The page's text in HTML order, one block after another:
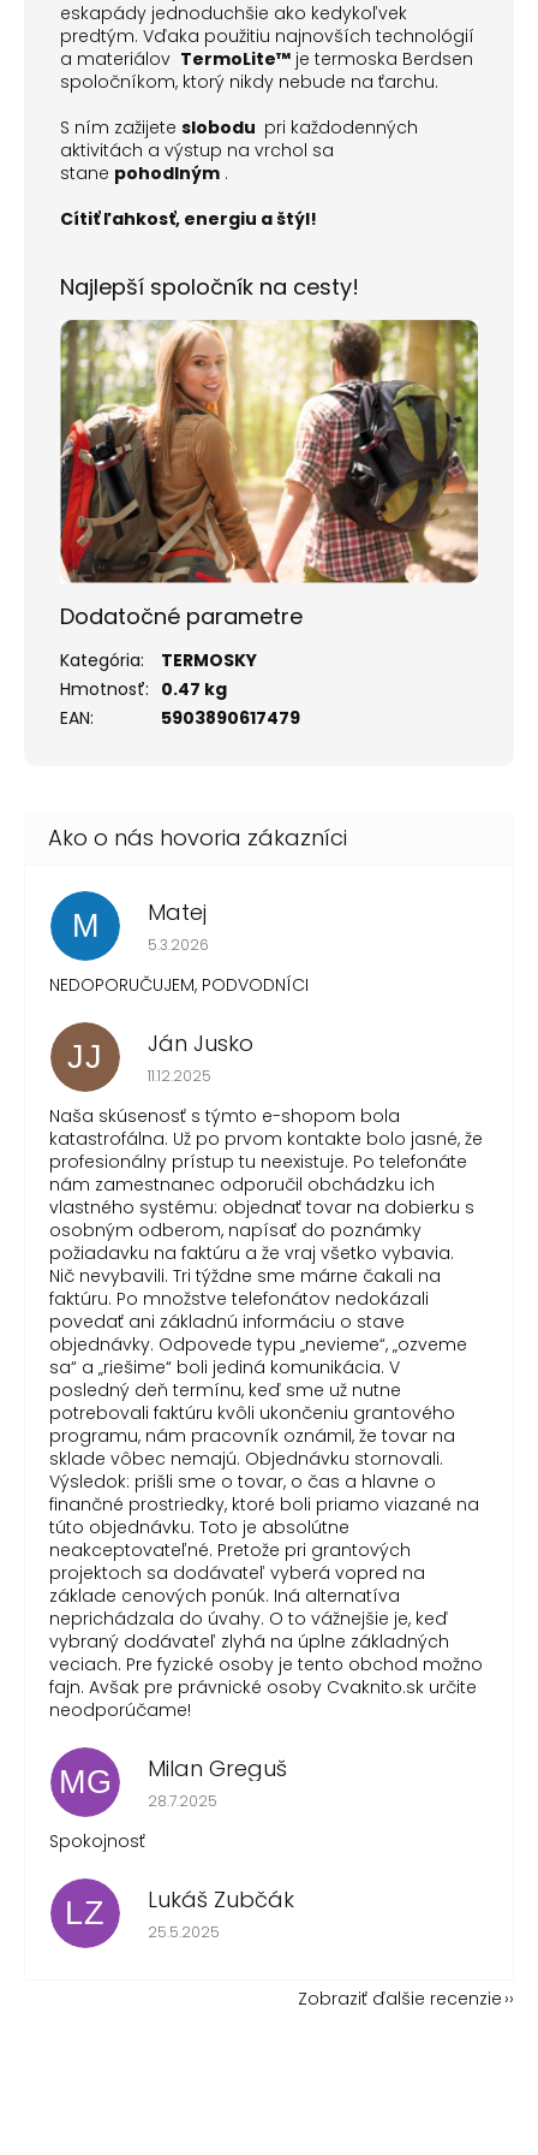
eskapády jednoduchšie ako kedykoľvek
predtým. Vďaka použitiu najnovších technológií
a materiálov TermoLite™ je termoska Berdsen
spoločníkom, ktorý nikdy nebude na ťarchu.
S ním zažijete slobodu pri každodenných
aktivitách a výstup na vrchol sa
stane pohodlným .
Cítiť ľahkosť, energiu a štýl!
Najlepší spoločník na cesty!
Dodatočné parametre
Kategória:
TERMOSKY
Hmotnosť: 0.47 kg
EAN: 5903890617479
M Matej
Hodnotenie obchodu je 1 z 5 hviezdičiek.
5.3.2026
NEDOPORUČUJEM, PODVODNÍCI
JJ Ján Jusko
Hodnotenie obchodu je 1 z 5 hviezdičiek.
11.12.2025
Naša skúsenosť s týmto e-shopom bola
katastrofálna. Už po prvom kontakte bolo jasné, že
profesionálny prístup tu neexistuje. Po telefonáte
nám zamestnanec odporučil obchádzku ich
vlastného systému: objednať tovar na dobierku s
osobným odberom, napísať do poznámky
požiadavku na faktúru a že vraj všetko vybavia.
Nič nevybavili. Tri týždne sme márne čakali na
faktúru. Po množstve telefonátov nedokázali
povedať ani základnú informáciu o stave
objednávky. Odpovede typu „nevieme“, „ozveme
sa“ a „riešime“ boli jediná komunikácia. V
posledný deň termínu, keď sme už nutne
potrebovali faktúru kvôli ukončeniu grantového
programu, nám pracovník oznámil, že tovar na
sklade vôbec nemajú. Objednávku stornovali.
Výsledok: prišli sme o tovar, o čas a hlavne o
finančné prostriedky, ktoré boli priamo viazané na
túto objednávku. Toto je absolútne
neakceptovateľné. Pretože pri grantových
projektoch sa dodávateľ vyberá vopred na
základe cenových ponúk. Iná alternatíva
neprichádzala do úvahy. O to vážnejšie je, keď
vybraný dodávateľ zlyhá na úplne základných
veciach. Pre fyzické osoby je tento obchod možno
fajn. Avšak pre právnické osoby Cvaknito.sk určite
neodporúčame!
MG Milan Greguš
Hodnotenie obchodu je 5 z 5 hviezdičiek.
28.7.2025
Spokojnosť
LZ Lukáš Zubčák
Hodnotenie obchodu je 5 z 5 hviezdičiek.
25.5.2025
Zobraziť ďalšie recenzie